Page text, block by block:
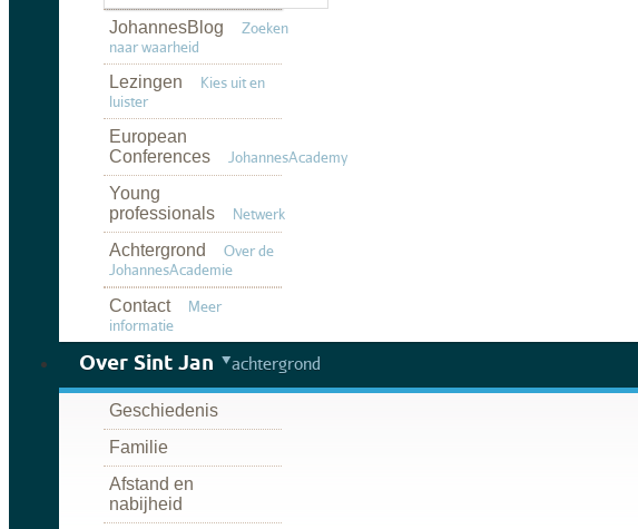
JohannesBlog
Zoeken
naar waarheid
Lezingen
Kies uit en
luister
European
Conferences
JohannesAcademy
Young
professionals
Netwerk
Achtergrond
Over de
JohannesAcademie
Contact
Meer
informatie
Over Sint Jan achtergrond
Geschiedenis
Familie
Afstand en
nabijheid